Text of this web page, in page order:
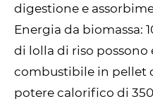
digestione e
Energia da biomassa:
di lolla di riso possono
combustibile in pellet
potere calorifico di